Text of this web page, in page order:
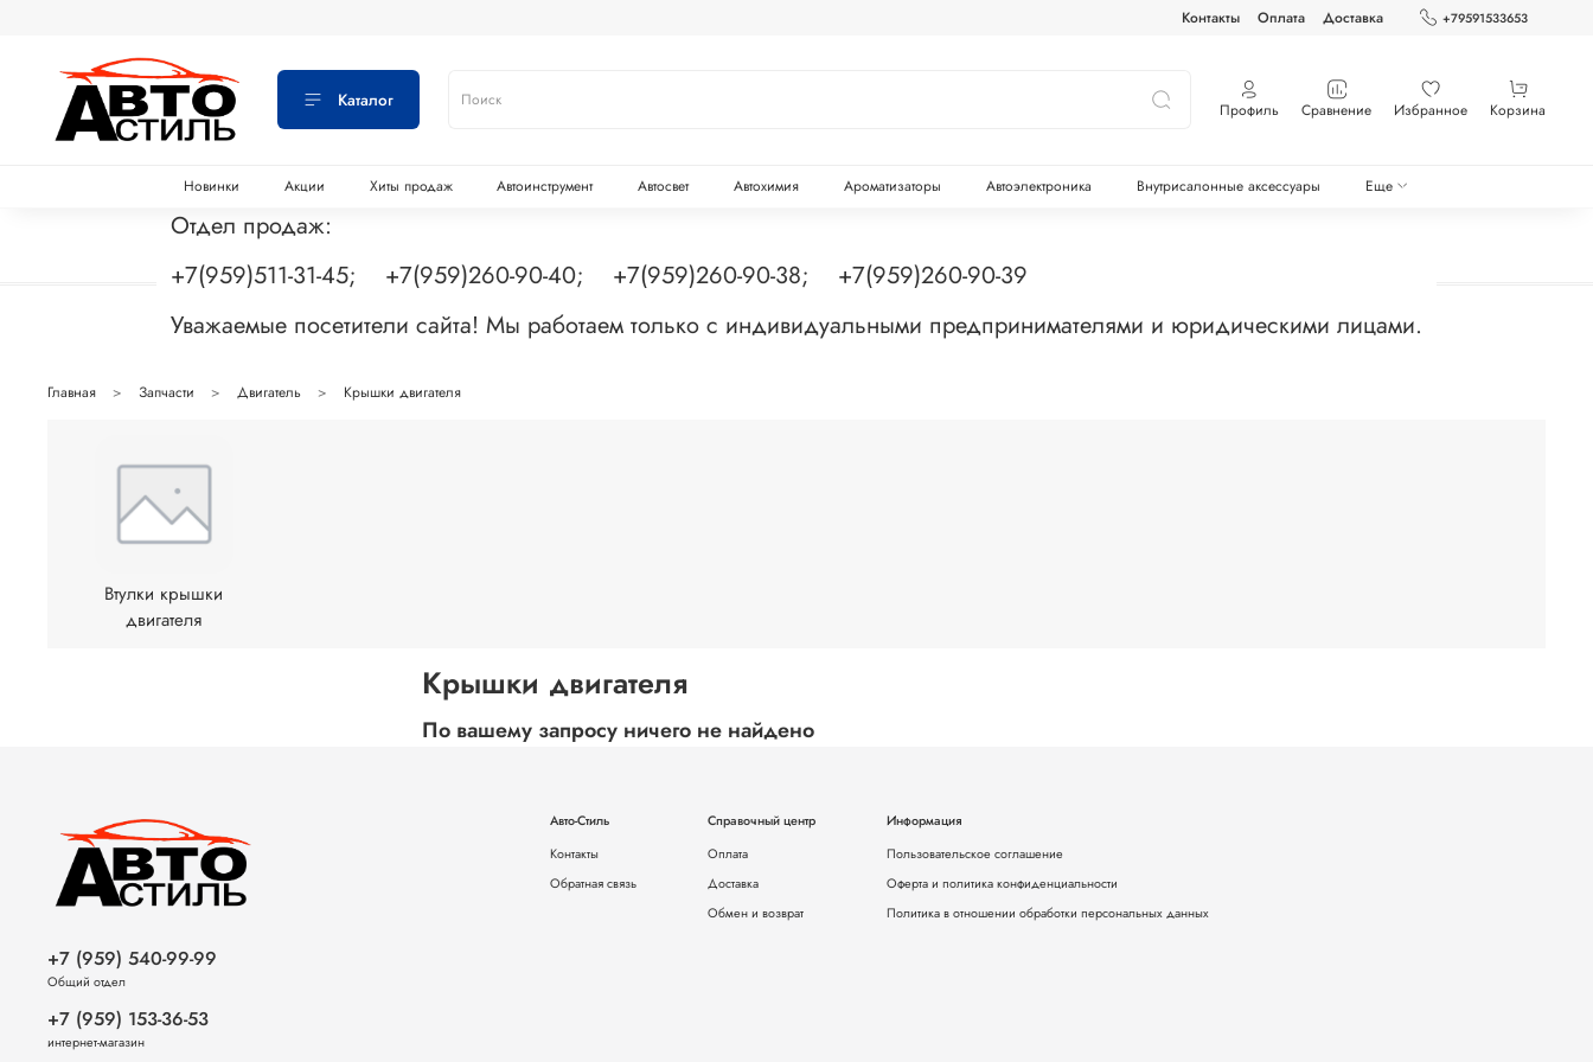
Контакты Оплата Доставка +79591533653
Каталог Профиль Сравнение Избранное Корзина
Новинки Акции Хиты продаж Автоинструмент Автосвет Автохимия Ароматизаторы Автоэлектроника Внутрисалонные аксессуары Еще
Отдел продаж:
+7(959)511-31-45; +7(959)260-90-40; +7(959)260-90-38; +7(959)260-90-39
Уважаемые посетители сайта! Мы работаем только с индивидуальными предпринимателями и юридическими лицами.
Главная Запчасти Двигатель Крышки двигателя
Втулки крышки
двигателя
Крышки двигателя
По вашему запросу ничего не найдено
Авто-Стиль
Контакты
Обратная связь
Справочный центр
Оплата
Доставка
Обмен и возврат
Информация
Пользовательское соглашение
Оферта и политика конфиденциальности
Политика в отношении обработки персональных данных
+7 (959) 540-99-99
Общий отдел
+7 (959) 153-36-53
интернет-магазин